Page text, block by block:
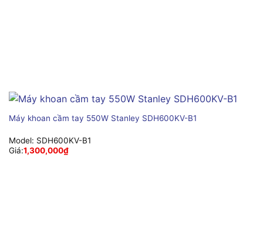
Máy khoan cầm tay 550W Stanley SDH600KV-B1
Model: SDH600KV-B1
Giá:1,300,000₫